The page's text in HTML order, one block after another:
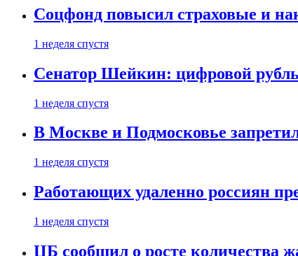
Соцфонд повысил страховые и
1 неделя спустя
Сенатор Шейкин: цифровой
1 неделя спустя
В Москве и Подмосковье
1 неделя спустя
Работающих удаленно россиян
1 неделя спустя
ЦБ сообщил о росте количества